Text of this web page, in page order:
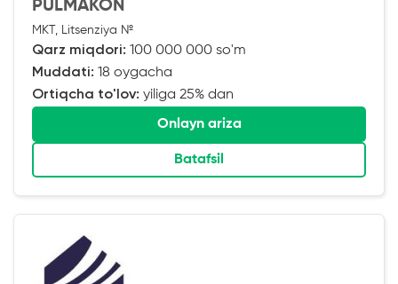
PULMAKON
MKT, Litsenziya №
Qarz miqdori: 100 000 000 so'm
Muddati: 18 oygacha
Ortiqcha to'lov: yiliga 25% dan
Onlayn ariza
Batafsil